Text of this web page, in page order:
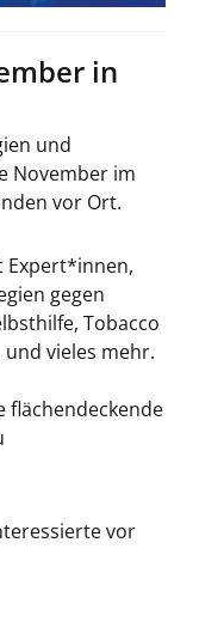
in
und
November im
vor Ort.
Expert*innen,
gegen
Tobacco
vieles mehr.
flächendeckende
vor